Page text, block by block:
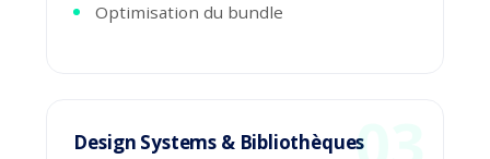
Optimisation du bundle
Design Systems & Bibliothèques